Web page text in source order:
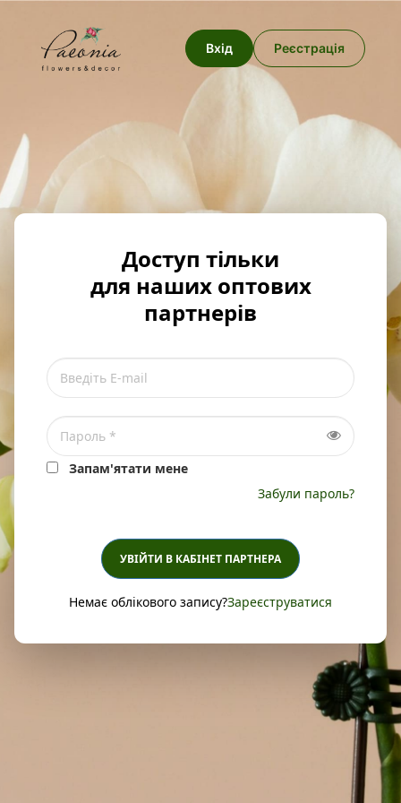
Вхід Реєстрація
Доступ тільки
для наших оптових
партнерів
Запам'ятати мене
Забули пароль?
УВІЙТИ В КАБІНЕТ ПАРТНЕРА
Немає облікового запису?Зареєструватися